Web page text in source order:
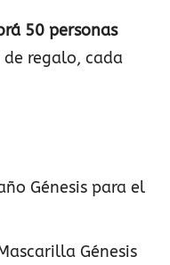
50 personas
regalo, cada
Génesis para el
Génesis